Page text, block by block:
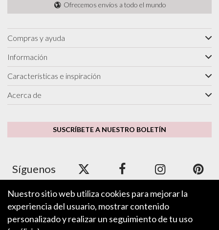
Ofrecemos envíos a todo el mundo
Compras y ayuda
Información
Características e inspiración
Acerca de
SUSCRÍBETE A NUESTRO BOLETÍN
Síguenos
Aceptamos Apple Pay, Google Pay, PayPal y tarjetas de crédito y
Nuestro sitio web utiliza cookies para mejorar la
experiencia del usuario, mostrar contenido
personalizado y realizar un seguimiento de tu uso